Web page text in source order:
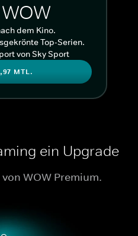
dem Kino.
Top-Serien.
von Sky Sport
MTL.
ein Upgrade
WOW Premium.